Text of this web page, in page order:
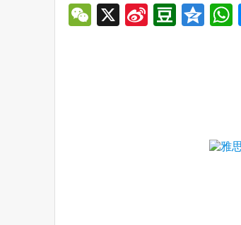
WeChat
X
Sina